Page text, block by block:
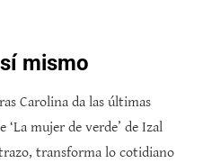
mismo
Carolina da las últimas
‘La mujer de verde’ de Izal
transforma lo cotidiano